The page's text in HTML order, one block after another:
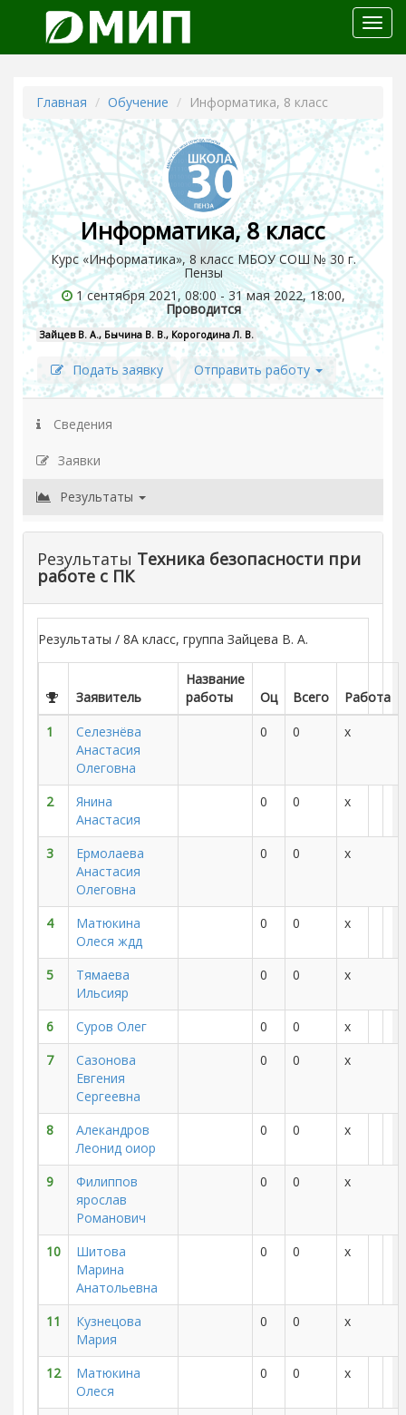
меню
Главная Обучение Информатика, 8 класс
Информатика, 8 класс
Курс «Информатика», 8 класс МБОУ СОШ № 30 г.
Пензы
1 сентября 2021, 08:00 - 31 мая 2022, 18:00,
Проводится
Зайцев В. А., Бычина В. В., Корогодина Л. В.
Подать заявку Отправить работу
Сведения
Заявки
Результаты
Результаты Техника безопасности при
работе с ПК
Результаты / 8А класс, группа Зайцева В. А.
Заявитель
Название
работы
Оц Всего
Работа
1
Селезнёва
Анастасия
Олеговна
0 0 x
2
Янина
Анастасия
0 0 x
3
Ермолаева
Анастасия
Олеговна
0 0 x
4
Матюкина
Олеся ждд
0 0 x
5
Тямаева
Ильсияр
0 0 x
6 Суров Олег 0 0
x
7
Сазонова
Евгения
Сергеевна
0 0 x
8
Алекандров
Леонид оиор
0 0 x
9
Филиппов
ярослав
Романович
0 0 x
10
Шитова
Марина
Анатольевна
0 0 x
11
Кузнецова
Мария
0 0 x
12
Матюкина
Олеся
0 0 x